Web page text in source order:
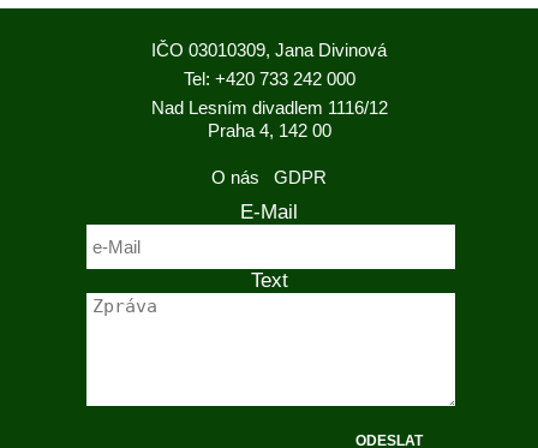
IČO 03010309, Jana Divinová
Tel: +420 733 242 000
Nad Lesním divadlem 1116/12
Praha 4, 142 00
O nás GDPR
E-Mail
Text
ODESLAT